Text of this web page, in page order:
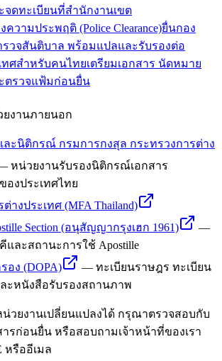
จดทะเบียนที่สำนักงานเขต
วามประพฤติ (Police Clearance)ยื่นกอง
วจสันติบาล พร้อมแปลและรับรองต่อ
ทศสำหรับคนไทยเตรียมเอกสาร นัดหมาย
ตรวจแฟ้มก่อนยื่น
ยงานภายนอก
ะนิติกรณ์ กรมการกงสุล กระทรวงการต่าง
หน่วยงานรับรองนิติกรณ์เอกสาร
ของประเทศไทย
างประเทศ (MFA Thailand)
Section (อนุสัญญากรุงเฮก 1961)
—
และสถานะการใช้ Apostille
อง (DOPA)
— ทะเบียนราษฎร ทะเบียน
ะหนังสือรับรองสถานภาพ
น่วยงานเปลี่ยนแปลงได้ กรุณาตรวจสอบกับ
รก่อนยื่น หรือสอบถามเจ้าหน้าที่ของเรา
หรืออีเมล